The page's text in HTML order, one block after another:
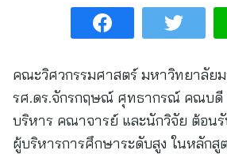
คณะวิศวกรรมศาสตร์ มหาวิทยาลัย
รศ.ดร.จักรกฤษณ์ ศุทธากรณ์ คณบดี
บริหาร คณาจารย์ และนักวิจัย ต้อน
ผู้บริหารการศึกษาระดับสูง ในหลักสู